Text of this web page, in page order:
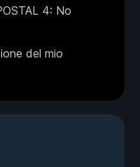
4: No
del mio